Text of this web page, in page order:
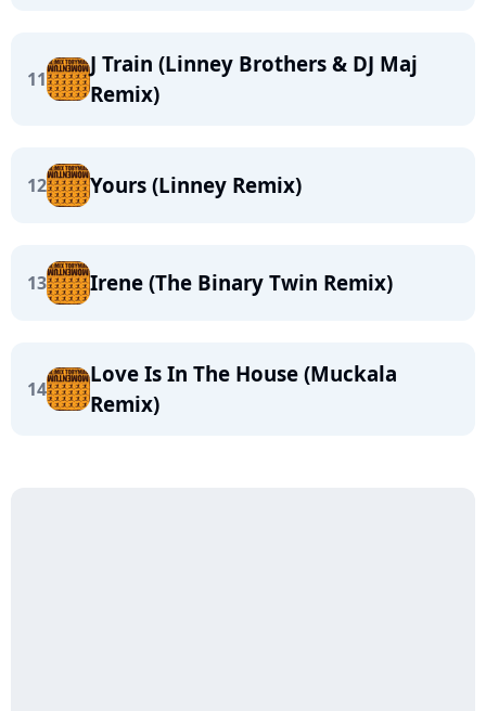
11
J Train (Linney Brothers & DJ Maj
Remix)
12 Yours (Linney Remix)
13 Irene (The Binary Twin Remix)
14
Love Is In The House (Muckala
Remix)